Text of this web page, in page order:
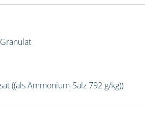
((als Ammonium-Salz 792 g/kg))